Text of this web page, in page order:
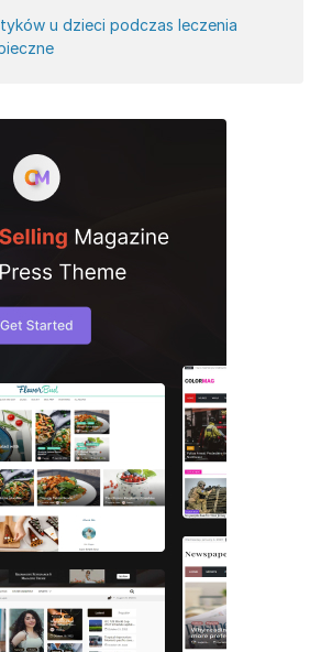
u dzieci podczas leczenia